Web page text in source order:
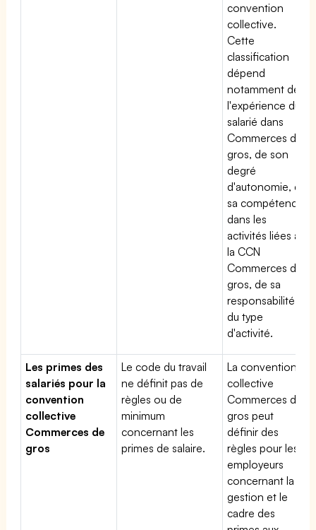
convention
collective.
Cette
classification
dépend
notamment de
l'expérience du
salarié dans
Commerces de
gros, de son
degré
d'autonomie, de
sa compétence
dans les
activités liées à
la CCN
Commerces de
gros, de sa
responsabilité et
du type
d'activité.
Les primes des
salariés pour la
convention
collective
Commerces de
gros
Le code du travail
ne définit pas de
règles ou de
minimum
concernant les
primes de salaire.
La convention
collective
Commerces de
gros peut
définir des
règles pour les
employeurs
concernant la
gestion et le
cadre des